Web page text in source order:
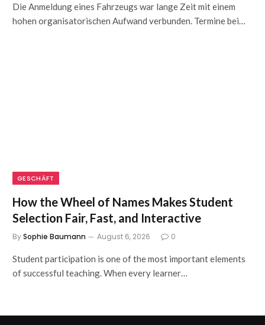
Die Anmeldung eines Fahrzeugs war lange Zeit mit einem
hohen organisatorischen Aufwand verbunden. Termine bei…
GESCHÄFT
How the Wheel of Names Makes Student
Selection Fair, Fast, and Interactive
BySophie Baumann August 6, 2026 0
Student participation is one of the most important elements
of successful teaching. When every learner…